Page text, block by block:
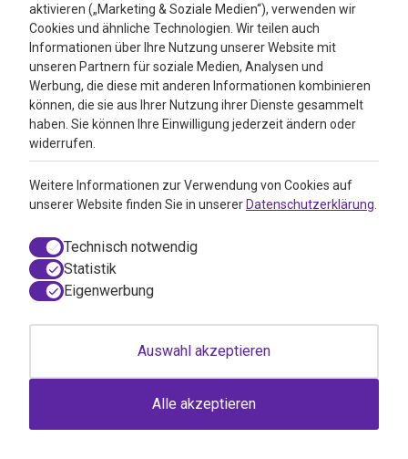
inkl. MwSt
Ahava Mineralduschgel Meer geküsst
(200 Ml)
Ahava Mineralduschgel Meer geküsst (200 Ml)
per 200 Ml
26,68
24,25
aktivieren („Marketing & Soziale Medien“), verwenden wir
Cookies und ähnliche Technologien. Wir teilen auch
Informationen über Ihre Nutzung unserer Website mit
unseren Partnern für soziale Medien, Analysen und
Werbung, die diese mit anderen Informationen kombinieren
können, die sie aus Ihrer Nutzung ihrer Dienste gesammelt
haben. Sie können Ihre Einwilligung jederzeit ändern oder
widerrufen.
Weitere Informationen zur Verwendung von Cookies auf
unserer Website finden Sie in unserer Datenschutzerklärung
Technisch notwendig
Statistik
Eigenwerbung
Auswahl akzeptieren
Alle akzeptieren